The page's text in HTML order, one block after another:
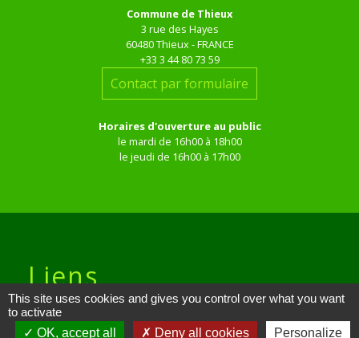
Commune de Thieux
3 rue des Hayes
60480 Thieux - FRANCE
+33 3 44 80 73 59
Contact par formulaire
Horaires d'ouverture au public
le mardi de 16h00 à 18h00
le jeudi de 16h00 à 17h00
Liens
Site réalisé par KOM Conseil
This site uses cookies and gives you control over what you want
to activate
OK, accept all
Deny all cookies Personalize